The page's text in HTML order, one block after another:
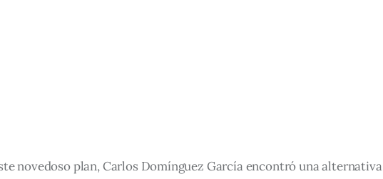
novedoso plan, Carlos Domínguez García encontró una alternativa